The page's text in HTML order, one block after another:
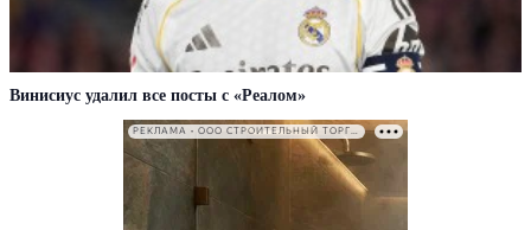
Винисиус удалил все посты с «Реалом»
РЕКЛАМА • ООО СТРОИТЕЛЬНЫЙ ТОРГОВЫЙ ДОМ «ПЕТРОВИЧ». ИНН: 7802348846